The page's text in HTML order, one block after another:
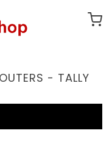
- TALLY